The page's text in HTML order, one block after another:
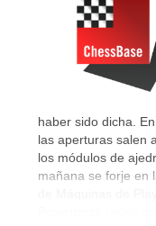
haber sido dicha.
las aperturas salen
los módulos de
mañana se forje en